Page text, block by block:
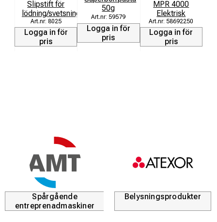
Slipstift för
lödning/svetsning
8025
Logga in för
pris
50g
59579
Logga in för
pris
MPR 4000
Elektrisk
58692250
Logga in för
pris
Spårgående
entreprenadmaskiner
Belysningsprodukter